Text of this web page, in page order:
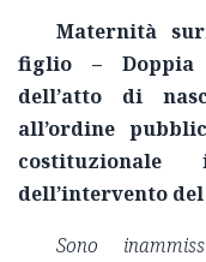
Maternità
figlio – Doppia
dell’atto di
all’ordine
costituzionale
dell’intervento
Sono